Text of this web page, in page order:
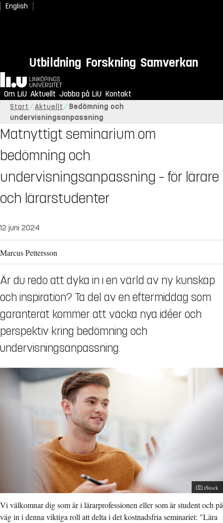
English
Utbildning Forskning Samverkan
Hem
Om LiU Aktuellt Jobba på LiU Kontakt
Start Aktuellt
Bedömning och
undervisningsanpassning
Matnyttigt seminarium om
bedömning och
undervisningsanpassning – för lärare
och lärarstudenter
12 juni 2024
Marcus Pettersson
Är du redo att dyka in i en värld av ny kunskap
och inspiration? Ta del av en eftermiddag som
garanterat kommer att väcka nya idéer och
perspektiv kring bedömning och
undervisningsanpassning.
iStock
Vi välkomnar dig som är i lärarprofessionen eller som är student och på
väg in i denna viktiga roll att delta i det kostnadsfria seminariet: "Lära